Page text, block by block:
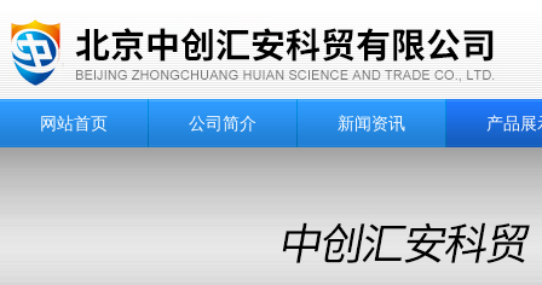
网站首页 公司简介 新闻资讯 产品展